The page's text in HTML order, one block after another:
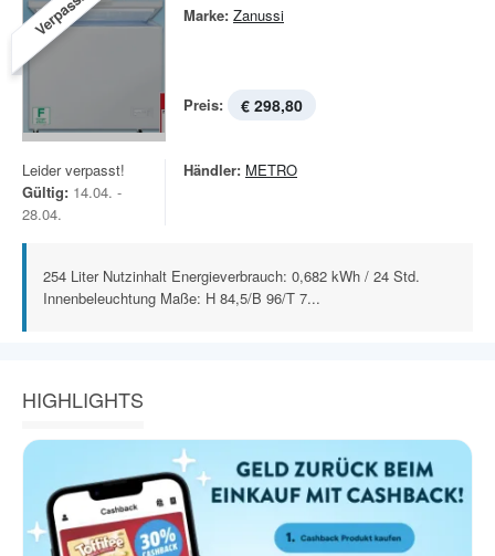
Verpasst! Marke: Zanussi
Preis: € 298,80
Leider verpasst!
Gültig: 14.04. -
28.04.
Händler: METRO
254 Liter Nutzinhalt Energieverbrauch: 0,682 kWh / 24 Std.
Innenbeleuchtung Maße: H 84,5/B 96/T 7...
HIGHLIGHTS